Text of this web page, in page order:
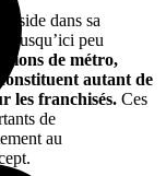
dans sa
jusqu’ici peu
de métro,
autant de
les franchisés. Ces
de
au